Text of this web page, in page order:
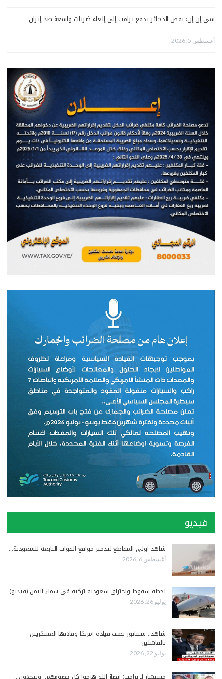
سي إن إن: نقص الذخائر يدفع ترامب إلى إلغاء ضربات واسعة ضد إيران
أغسطس 5, 2026
فيديو
شاهد أولى المقاطع لتدمير مواقع القوات التابعة للسعودية…
أغسطس 6, 2026
لحظة سقوط واحتراق سعودية تركية في سماء اليمن (فيديو)
يوليو 26, 2026
شاهد.. سيناتور يصف قيادة أمريكا وقادتها العسكريين
بالفاشلين
يوليو 22, 2026
مستشار لـ ترامب: أنصارُ الله هزموا كل خصومهم.. ويتحدون…